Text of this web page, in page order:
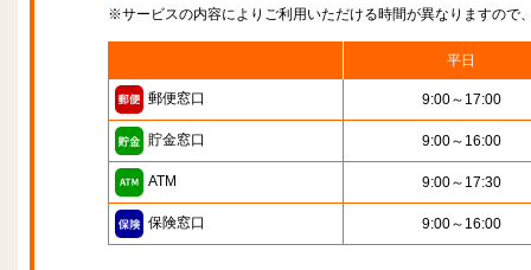
※サービスの内容によりご利用いただける時間が異なりますので
平日
郵便窓口 9:00～17:00
貯金窓口 9:00～16:00
ATM 9:00～17:30
保険窓口 9:00～16:00